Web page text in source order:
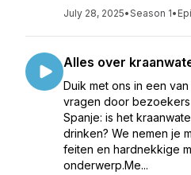
July 28, 2025•Season 1•
Alles over
Duik met ons in een
vragen door
Spanje: is het
drinken? We nemen je
feiten en hardnekkige
onderwerp.Me...